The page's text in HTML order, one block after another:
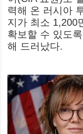
력해 온 러시아
지가 최소 1,200
확보할 수 있도
해 드러났다.